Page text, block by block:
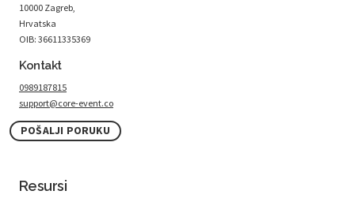
10000 Zagreb,
Hrvatska
OIB: 36611335369
Kontakt
0989187815
support@core-event.co
POŠALJI PORUKU
Resursi